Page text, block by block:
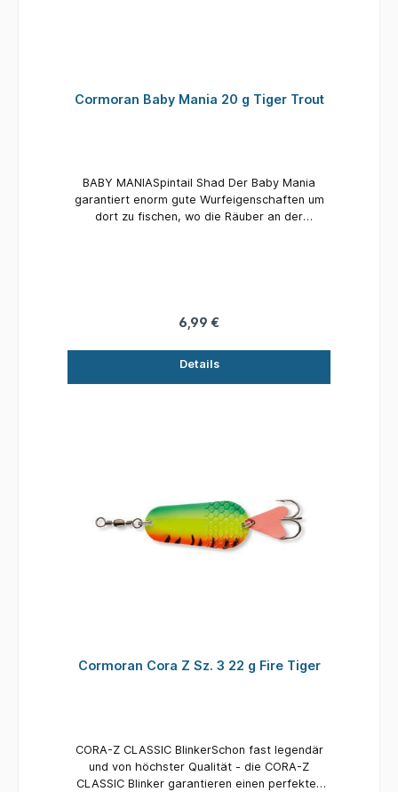
Cormoran Baby Mania 20 g Tiger Trout
BABY MANIASpintail Shad Der Baby Mania
garantiert enorm gute Wurfeigenschaften um
dort zu fischen, wo die Räuber an der
6,99 €
Details
Cormoran Cora Z Sz. 3 22 g Fire Tiger
CORA-Z CLASSIC BlinkerSchon fast legendär
und von höchster Qualität - die CORA-Z
CLASSIC Blinker garantieren einen perfekten